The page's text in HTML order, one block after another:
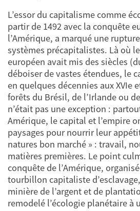
L’essor du capitalisme comme
partir de 1492 avec la conquête
l’Amérique, a marqué une
systèmes précapitalistes. Là où
européen avait mis des siècles
déboiser de vastes étendues, le
en quelques décennies aux XVIe
forêts du Brésil, de l’Irlande ou
n’était pas une exception :
Amérique, le capital et l’empire
paysages pour nourrir leur
natures bon marché » : travail,
matières premières. Le point
conquête de l’Amérique,
tourbillon capitaliste
minière de l’argent et de
remodelé l’écologie planétaire